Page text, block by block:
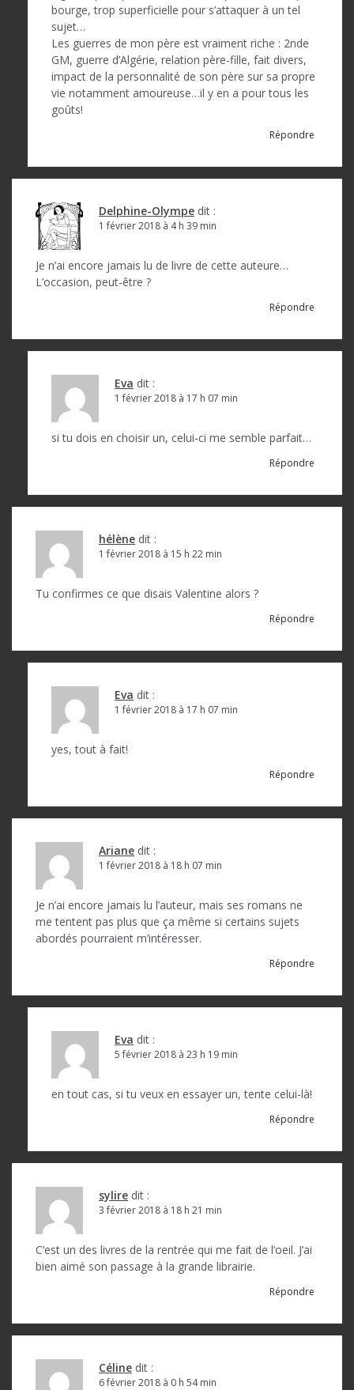
bourge, trop superficielle pour s’attaquer à un tel
sujet…
Les guerres de mon père est vraiment riche : 2nde
GM, guerre d’Algérie, relation père-fille, fait divers,
impact de la personnalité de son père sur sa propre
vie notamment amoureuse…il y en a pour tous les
goûts!
Répondre
Delphine-Olympe dit :
1 février 2018 à 4 h 39 min
Je n’ai encore jamais lu de livre de cette auteure…
L’occasion, peut-être ?
Répondre
Eva dit :
1 février 2018 à 17 h 07 min
si tu dois en choisir un, celui-ci me semble parfait…
Répondre
hélène dit :
1 février 2018 à 15 h 22 min
Tu confirmes ce que disais Valentine alors ?
Répondre
Eva dit :
1 février 2018 à 17 h 07 min
yes, tout à fait!
Répondre
Ariane dit :
1 février 2018 à 18 h 07 min
Je n’ai encore jamais lu l’auteur, mais ses romans ne
me tentent pas plus que ça même si certains sujets
abordés pourraient m’intéresser.
Répondre
Eva dit :
5 février 2018 à 23 h 19 min
en tout cas, si tu veux en essayer un, tente celui-là!
Répondre
sylire dit :
3 février 2018 à 18 h 21 min
C’est un des livres de la rentrée qui me fait de l’oeil. J’ai
bien aimé son passage à la grande librairie.
Répondre
Céline dit :
6 février 2018 à 0 h 54 min